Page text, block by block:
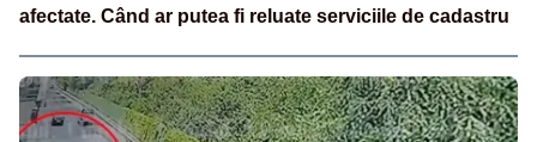
afectate. Când ar putea fi reluate serviciile de cadastru